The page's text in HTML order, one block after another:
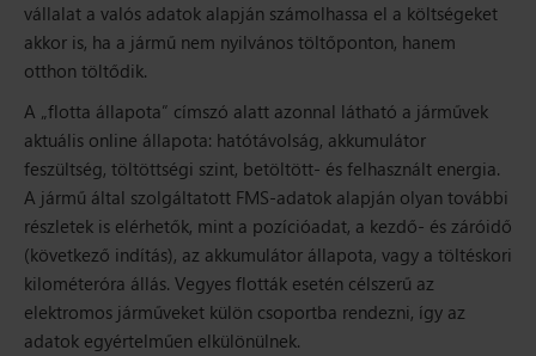
vállalat a valós adatok alapján számolhassa el a költségeket
akkor is, ha a jármű nem nyilvános töltőponton, hanem
otthon töltődik.
A „flotta állapota” címszó alatt azonnal látható a járművek
aktuális online állapota: hatótávolság, akkumulátor
feszültség, töltöttségi szint, betöltött- és felhasznált energia.
A jármű által szolgáltatott FMS-adatok alapján olyan további
részletek is elérhetők, mint a pozícióadat, a kezdő- és záróidő
(következő indítás), az akkumulátor állapota, vagy a töltéskori
kilométeróra állás. Vegyes flották esetén célszerű az
elektromos járműveket külön csoportba rendezni, így az
adatok egyértelműen elkülönülnek.